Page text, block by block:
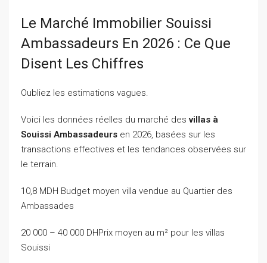
Le Marché Immobilier Souissi
Ambassadeurs En 2026 : Ce Que
Disent Les Chiffres
Oubliez les estimations vagues.
Voici les données réelles du marché desvillas à
Souissi Ambassadeurs en 2026, basées sur les
transactions effectives et les tendances observées sur
le terrain.
10,8 MDH Budget moyen villa vendue au Quartier des
Ambassades
20 000 – 40 000 DHPrix moyen au m² pour les villas
Souissi